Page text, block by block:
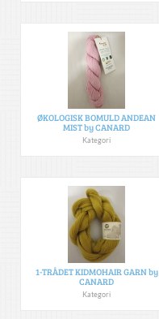
ØKOLOGISK BOMULD ANDEAN
MIST by CANARD
Kategori
1-TRÅDET KIDMOHAIR GARN by
CANARD
Kategori